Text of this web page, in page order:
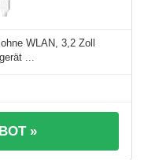
WLAN, 3,2 Zoll
...
»